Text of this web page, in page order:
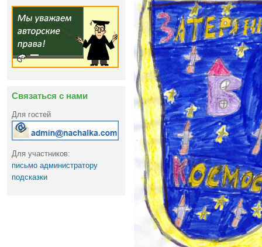
Связаться с нами
Для гостей
Для участников:
письмо администратору
подсказки